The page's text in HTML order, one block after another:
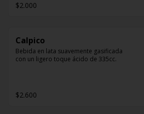
$2.000
Calpico
Bebida en lata suavemente gasificada
con un ligero toque ácido de 335cc.
$2.600